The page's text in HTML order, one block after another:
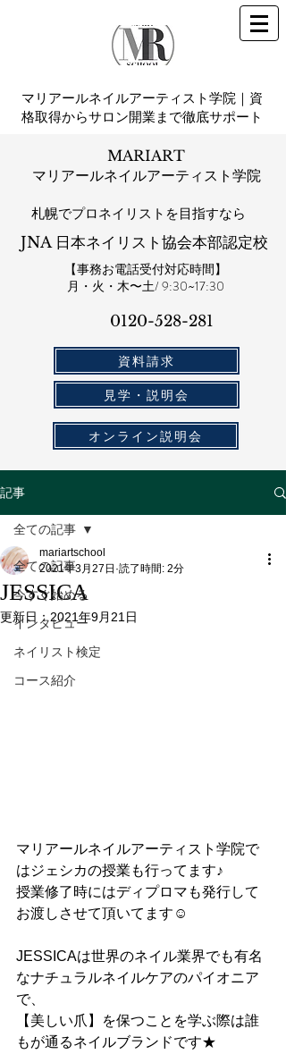
マリアールネイルアーティスト学院｜資
格取得からサロン開業まで徹底サポート
MARIART
マリアールネイルアーティスト学院
札幌​でプロネイリストを目指すなら
JNA 日本ネイリスト協会本部認定校
【事務お電話受付対応時間】
​月・火・木〜土/ 9:30~17:30
0120-528-281​
資料請求
見学・説明会
オンライン説明会
記事
全ての記事
今すぐ始める
インタビュー
ネイリスト検定
コース紹介
全ての記事
JESSICA
mariartschool
2021年3月27日 読了時間: 2分
更新日：2021年9月21日
マリアールネイルアーティスト学院で
はジェシカの授業も行ってます♪
授業修了時にはディプロマも発行して
お渡しさせて頂いてます☺
JESSICAは世界のネイル業界でも有名
なナチュラルネイルケアのパイオニア
で、
【美しい爪】を保つことを学ぶ際は誰
もが通るネイルブランドです★